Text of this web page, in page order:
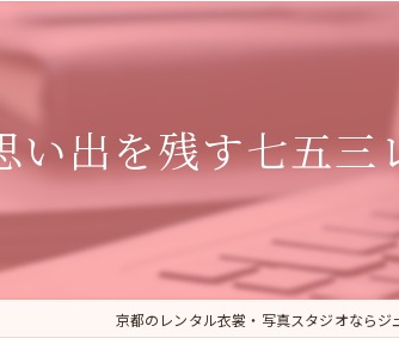
七五三
卒業
ブライダル
レンタル
い出を残す七五三
京都のレンタル衣裳・写真スタジオならジ